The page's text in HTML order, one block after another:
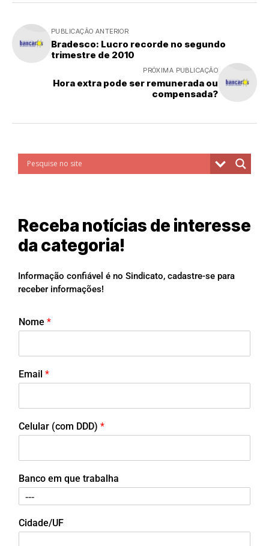
PUBLICAÇÃO ANTERIOR
Bradesco: Lucro recorde no segundo
trimestre de 2010
PRÓXIMA PUBLICAÇÃO
Hora extra pode ser remunerada ou
compensada?
Receba notícias de interesse
da categoria!
Informação confiável é no Sindicato, cadastre-se para
receber informações!
Nome *
Email *
Celular (com DDD) *
Banco em que trabalha
Cidade/UF